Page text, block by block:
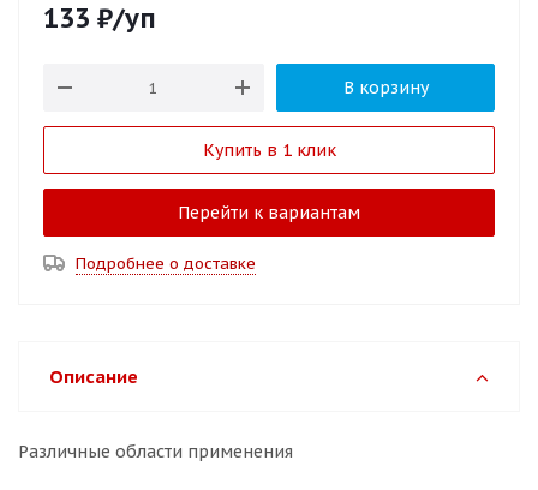
133 ₽/уп
В корзину
Купить в 1 клик
Перейти к вариантам
Подробнее о доставке
Описание
Различные области применения